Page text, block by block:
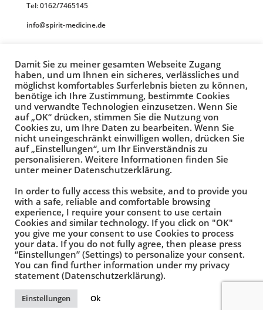
Tel: 0162/7465145
info@spirit-medicine.de
Absenden
Impressum
Damit Sie zu meiner gesamten Webseite Zugang
haben, und um Ihnen ein sicheres, verlässliches und
möglichst komfortables Surferlebnis bieten zu können,
benötige ich Ihre Zustimmung, bestimmte Cookies
und verwandte Technologien einzusetzen. Wenn Sie
auf „OK“ drücken, stimmen Sie die Nutzung von
Cookies zu, um Ihre Daten zu bearbeiten. Wenn Sie
nicht uneingeschränkt einwilligen wollen, drücken Sie
auf „Einstellungen“, um Ihr Einverständnis zu
personalisieren. Weitere Informationen finden Sie
unter meiner Datenschutzerklärung.
In order to fully access this website, and to provide you
with a safe, reliable and comfortable browsing
experience, I require your consent to use certain
Cookies and similar technology. If you click on "OK"
you give me your consent to use Cookies to process
your data. If you do not fully agree, then please press
“Einstellungen” (Settings) to personalize your consent.
You can find further information under my privacy
statement (Datenschutzerklärung).
Einstellungen Ok